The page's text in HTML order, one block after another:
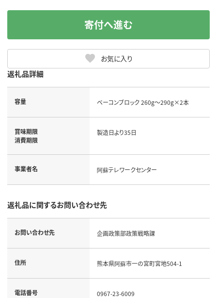
お気に入り
寄付へ進む
返礼品詳細
容量 ベーコンブロック 260g～290g×2本
賞味期限
消費期限
製造日より35日
事業者名 阿蘇テレワークセンター
返礼品に関するお問い合わせ先
お問い合わせ先 企画政策部政策戦略課
住所 熊本県阿蘇市一の宮町宮地504-1
電話番号 0967-23-6009